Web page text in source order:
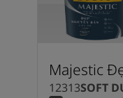
Majestic
12313SOFT